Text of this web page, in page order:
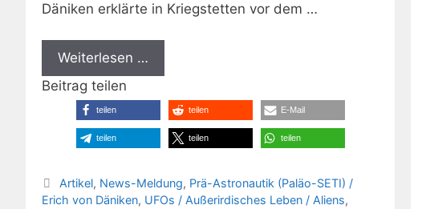
Däniken erklärte in Kriegstetten vor dem …
Weiterlesen …
Beitrag teilen
teilen teilen E-Mail
teilen teilen teilen
Kategorien
Artikel, News-Meldung, Prä-Astronautik (Paläo-SETI) /
Erich von Däniken, UFOs / Außerirdisches Leben / Aliens,